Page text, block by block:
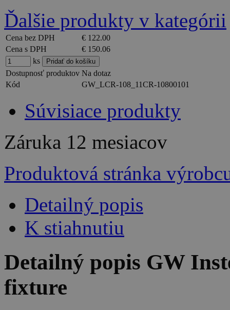
Ďalšie produkty v kategórii
Cena bez DPH
€ 122.00
Cena s DPH
€ 150.06
ks
Dostupnosť produktov Na dotaz
Kód
GW_LCR-108_11CR-10800101
Súvisiace produkty
Záruka 12 mesiacov
Produktová stránka
Detailný popis
K stiahnutiu
Detailný popis GW
fixture